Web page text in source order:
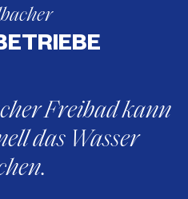
Freibad kann
das Wasser